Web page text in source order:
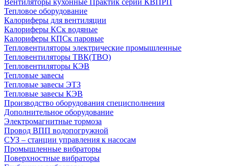
Вентиляторы кухонные Практик серии КВПРП
Тепловое оборудование
Калориферы для вентиляции
Калориферы КСк водяные
Калориферы КПСк паровые
Тепловентиляторы электрические промышленные
Тепловентиляторы ТВК(ТВО)
Тепловентиляторы КЭВ
Тепловые завесы
Тепловые завесы ЭТЗ
Тепловые завесы КЭВ
Производство оборудования специсполнения
Дополнительное оборудование
Электромагнитные тормоза
Провод ВПП водопогружной
СУЗ – станции управления к насосам
Промышленные вибраторы
Поверхностные вибраторы